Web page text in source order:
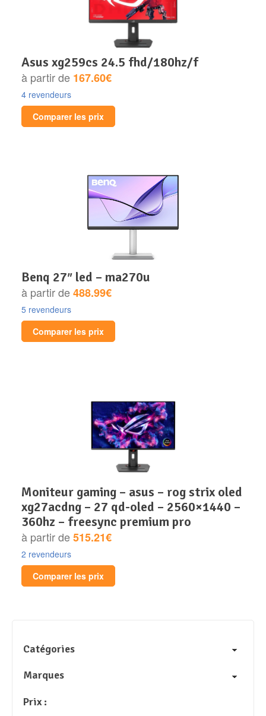
asus xg259cs 24.5 fhd/180hz/f
à partir de 167.60€
4 revendeurs
Comparer les prix
benq 27″ led – ma270u
à partir de488.99€
5 revendeurs
Comparer les prix
moniteur gaming – asus – rog strix oled
xg27acdng – 27 qd-oled – 2560×1440 –
360hz – freesync premium pro
à partir de515.21€
2 revendeurs
Comparer les prix
Catégories
Marques
Prix :